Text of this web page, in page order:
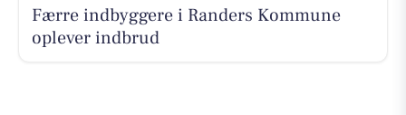
Færre indbyggere i Randers Kommune
oplever indbrud